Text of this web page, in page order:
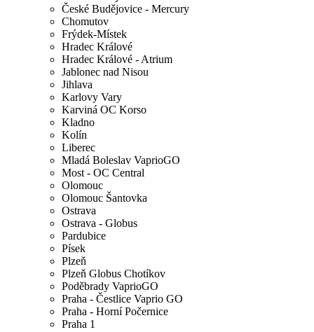
České Budějovice - Mercury
Chomutov
Frýdek-Místek
Hradec Králové
Hradec Králové - Atrium
Jablonec nad Nisou
Jihlava
Karlovy Vary
Karviná OC Korso
Kladno
Kolín
Liberec
Mladá Boleslav VaprioGO
Most - OC Central
Olomouc
Olomouc Šantovka
Ostrava
Ostrava - Globus
Pardubice
Písek
Plzeň
Plzeň Globus Chotíkov
Poděbrady VaprioGO
Praha - Čestlice Vaprio GO
Praha - Horní Počernice
Praha 1